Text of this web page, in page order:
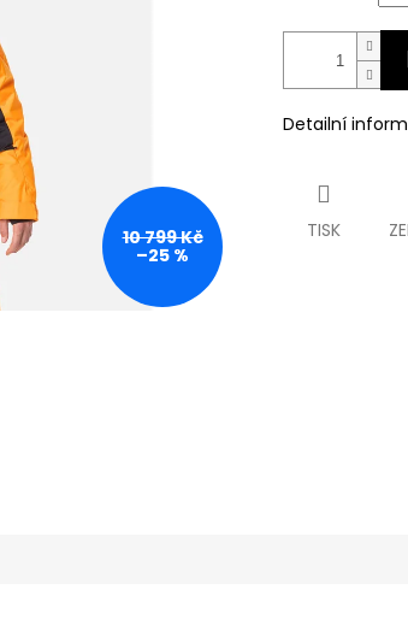
10 799 Kč
–25 %
Detailní
TISK